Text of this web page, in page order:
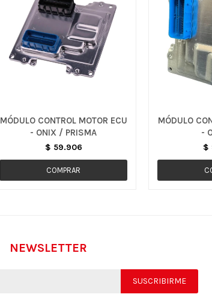
MÓDULO CONTROL MOTOR ECU
- ONIX / PRISMA
$ 59.906
MÓDULO
-
$
NEWSLETTER
SUSCRIBIRME